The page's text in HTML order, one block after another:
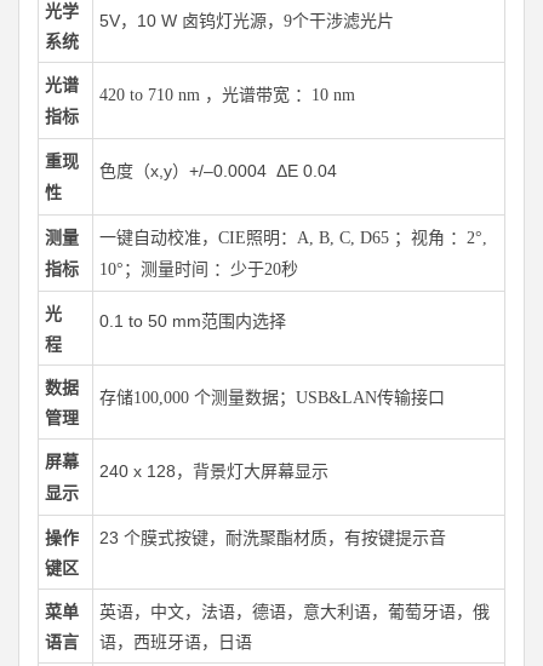
光学
系统
5V，10 W 卤钨灯光源，9个干涉滤光片
光谱
指标
420 to 710 nm ，光谱带宽 ：10 nm
重现
性
色度（x,y）+/–0.0004 ΔE 0.04
测量
指标
一键自动校准，CIE照明：A, B, C, D65 ；视角 ：2°,
10°；测量时间 ：少于20秒
光
程
0.1 to 50 mm范围内选择
数据
管理
存储100,000 个测量数据；USB&LAN传输接口
屏幕
显示
240 x 128，背景灯大屏幕显示
操作
键区
23 个膜式按键，耐洗聚酯材质，有按键提示音
菜单
语言
英语，中文，法语，德语，意大利语，葡萄牙语，俄
语，西班牙语，日语